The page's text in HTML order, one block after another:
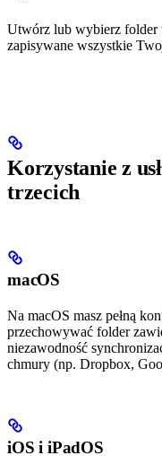
Utwórz lub wybierz
zapisywane wszystkie
Korzystanie z
trzecich
macOS
Na macOS masz pełną
przechowywać folder
niezawodność
chmury (np. Dropbox,
iOS i iPadOS